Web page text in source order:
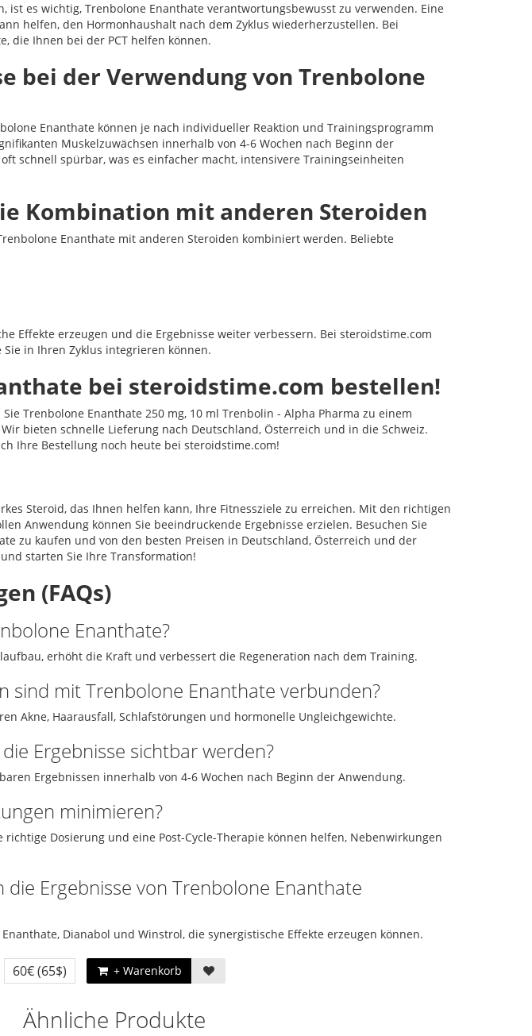
ist es wichtig, Trenbolone Enanthate verantwortungsbewusst zu verwenden. Eine
helfen, den Hormonhaushalt nach dem Zyklus wiederherzustellen. Bei
die Ihnen bei der PCT helfen können.
bei der Verwendung von Trenbolone
Enanthate können je nach individueller Reaktion und Trainingsprogramm
Muskelzuwächsen innerhalb von 4-6 Wochen nach Beginn der
schnell spürbar, was es einfacher macht, intensivere Trainingseinheiten
Kombination mit anderen Steroiden
Enanthate mit anderen Steroiden kombiniert werden. Beliebte
Effekte erzeugen und die Ergebnisse weiter verbessern. Bei steroidstime.com
in Ihren Zyklus integrieren können.
bei steroidstime.com bestellen!
Trenbolone Enanthate 250 mg, 10 ml Trenbolin - Alpha Pharma zu einem
bieten schnelle Lieferung nach Deutschland, Österreich und in die Schweiz.
Ihre Bestellung noch heute bei steroidstime.com!
Steroid, das Ihnen helfen kann, Ihre Fitnessziele zu erreichen. Mit den richtigen
Anwendung können Sie beeindruckende Ergebnisse erzielen. Besuchen Sie
zu kaufen und von den besten Preisen in Deutschland, Österreich und der
starten Sie Ihre Transformation!
(FAQs)
Enanthate?
erhöht die Kraft und verbessert die Regeneration nach dem Training.
sind mit Trenbolone Enanthate verbunden?
Akne, Haarausfall, Schlafstörungen und hormonelle Ungleichgewichte.
Ergebnisse sichtbar werden?
Ergebnissen innerhalb von 4-6 Wochen nach Beginn der Anwendung.
minimieren?
Dosierung und eine Post-Cycle-Therapie können helfen, Nebenwirkungen
Ergebnisse von Trenbolone Enanthate
Dianabol und Winstrol, die synergistische Effekte erzeugen können.
60€(65$) + Warenkorb
Ähnliche Produkte